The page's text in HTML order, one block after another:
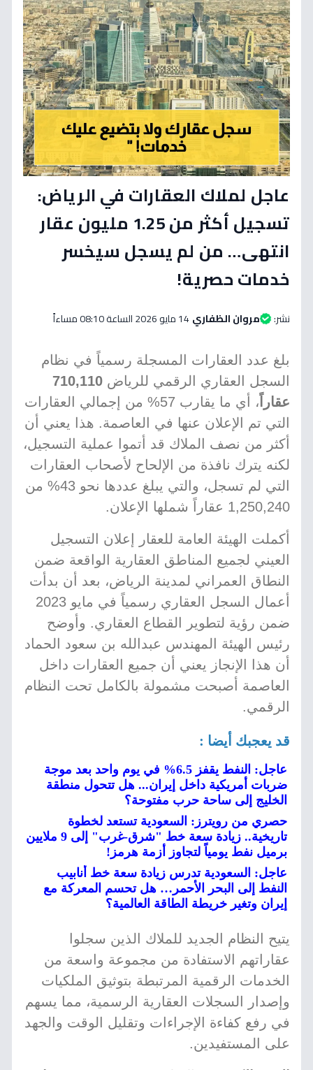
عاجل لملاك العقارات في الرياض:
تسجيل أكثر من 1.25 مليون عقار
انتهى… من لم يسجل سيخسر
خدمات حصرية!
نشر: مروان الظفاري14 مايو 2026 الساعة 08:10 مساءاً
بلغ عدد العقارات المسجلة رسمياً في نظام
السجل العقاري الرقمي للرياض 710,110
عقاراً
، أي ما يقارب 57% من إجمالي العقارات
التي تم الإعلان عنها في العاصمة. هذا يعني أن
أكثر من نصف الملاك قد أتموا عملية التسجيل،
لكنه يترك نافذة من الإلحاح لأصحاب العقارات
التي لم تسجل، والتي يبلغ عددها نحو 43% من
1,250,240 عقاراً شملها الإعلان.
أكملت الهيئة العامة للعقار إعلان التسجيل
العيني لجميع المناطق العقارية الواقعة ضمن
النطاق العمراني لمدينة الرياض، بعد أن بدأت
أعمال السجل العقاري رسمياً في مايو 2023
ضمن رؤية لتطوير القطاع العقاري. وأوضح
رئيس الهيئة المهندس عبدالله بن سعود الحماد
أن هذا الإنجاز يعني أن جميع العقارات داخل
العاصمة أصبحت مشمولة بالكامل تحت النظام
الرقمي.
قد يعجبك أيضا :
عاجل: النفط يقفز 6.5% في يوم واحد بعد موجة
ضربات أمريكية داخل إيران... هل تتحول منطقة
الخليج إلى ساحة حرب مفتوحة؟
حصري من رويترز: السعودية تستعد لخطوة
تاريخية.. زيادة سعة خط "شرق-غرب" إلى 9 ملايين
برميل نفط يومياً لتجاوز أزمة هرمز!
عاجل: السعودية تدرس زيادة سعة خط أنابيب
النفط إلى البحر الأحمر… هل تحسم المعركة مع
إيران وتغير خريطة الطاقة العالمية؟
يتيح النظام الجديد للملاك الذين سجلوا
عقاراتهم الاستفادة من مجموعة واسعة من
الخدمات الرقمية المرتبطة بتوثيق الملكيات
وإصدار السجلات العقارية الرسمية، مما يسهم
في رفع كفاءة الإجراءات وتقليل الوقت والجهد
على المستفيدين.